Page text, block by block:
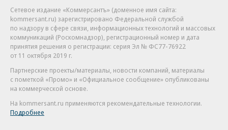
Сетевое издание «Коммерсантъ» (доменное имя сайта:
kommersant.ru) зарегистрировано Федеральной службой
по надзору в сфере связи, информационных технологий и массовых
коммуникаций (Роскомнадзор), регистрационный номер и дата
принятия решения о регистрации: серия Эл № ФС77-76922
от 11 октября 2019 г.
Партнерские проекты/материалы, новости компаний, материалы
с пометкой «Промо» и «Официальное сообщение» опубликованы
на коммерческой основе.
На kommersant.ru применяются рекомендательные технологии.
Подробнее